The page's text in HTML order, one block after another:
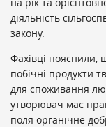
діяльність
закону.
Фахівці пояснили,
побічні продукти
для споживання
утворювач має
поля органічне